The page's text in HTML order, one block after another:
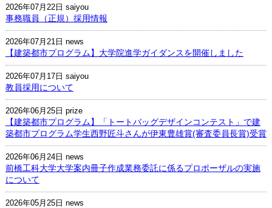
2026年07月22日 saiyou
事務職員（正規）採用情報
2026年07月21日 news
【建築都市プログラム】大学院進学ガイダンスを開催しました
2026年07月17日 saiyou
教員採用について
2026年06月25日 prize
【建築都市プログラム】「トートバッグデザインコンテスト」で建
築都市プログラム学生西野匠斗さんが伊東豊雄賞(審査委員長賞)受賞
2026年06月24日 news
前橋工科大学大学案内冊子作成業務委託に係るプロポーザルの実施
について
2026年05月25日 news